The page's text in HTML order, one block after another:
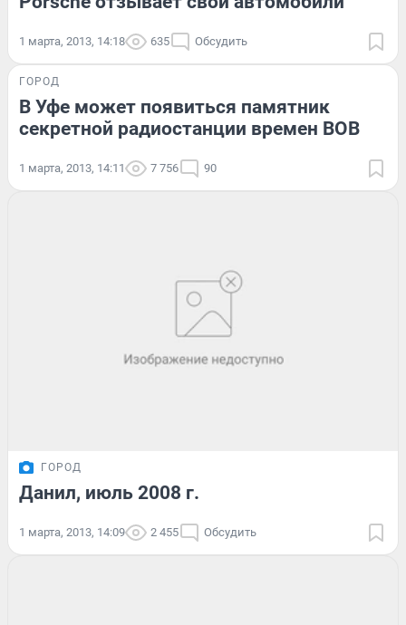
1 марта, 2013, 14:18 635 Обсудить
ГОРОД
В Уфе может появиться памятник
секретной радиостанции времен ВОВ
1 марта, 2013, 14:11 7 756 90
ГОРОД
Данил, июль 2008 г.
1 марта, 2013, 14:09 2 455 Обсудить